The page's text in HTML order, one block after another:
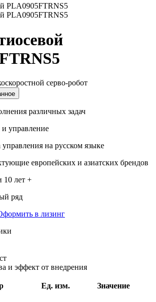
серво-робот
различных задач
и управление
на русском языке
европейских и азиатских брендов
10 лет +
ряд
в лизинг
и эффект от внедрения
Ед. изм.
Значение